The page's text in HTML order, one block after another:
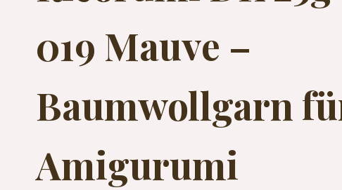
019 Mauve –
Baumwollgarn
Amigurumi